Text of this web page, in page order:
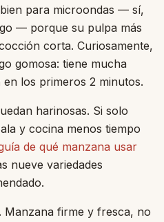
para microondas — sí,
— porque su pulpa más
corta. Curiosamente,
gomosa: tiene mucha
los primeros 2 minutos.
harinosas. Si solo
y cocina menos tiempo
de qué manzana usar
nueve variedades
Manzana firme y fresca, no